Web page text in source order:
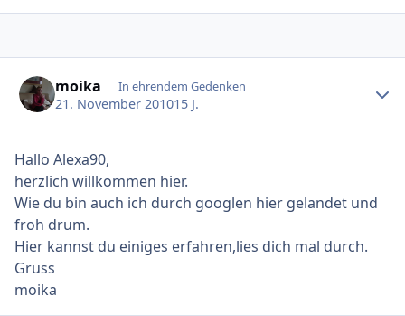
moika In ehrendem Gedenken
21. November 201015 J.
Hallo Alexa90,
herzlich willkommen hier.
Wie du bin auch ich durch googlen hier gelandet und
froh drum.
Hier kannst du einiges erfahren,lies dich mal durch.
Gruss
moika